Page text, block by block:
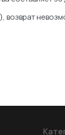
возврат